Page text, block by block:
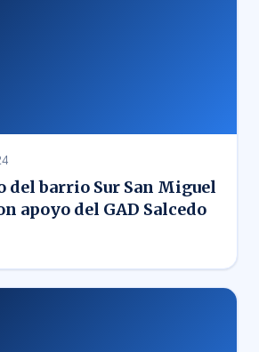
del barrio Sur San Miguel
apoyo del GAD Salcedo